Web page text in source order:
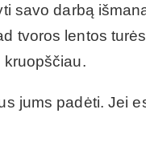
savo darbą
tvoros lentos
kruopščiau.
jums padėti. Jei